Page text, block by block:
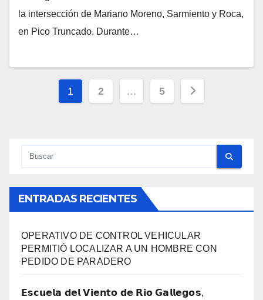
la intersección de Mariano Moreno, Sarmiento y Roca,
en Pico Truncado. Durante…
Paginación
1 2 … 5
ENTRADAS RECIENTES
OPERATIVO DE CONTROL VEHICULAR
PERMITIÓ LOCALIZAR A UN HOMBRE CON
PEDIDO DE PARADERO
𝗘𝘀𝗰𝘂𝗲𝗹𝗮 𝗱𝗲𝗹 𝗩𝗶𝗲𝗻𝘁𝗼 𝗱𝗲 𝗥𝗶𝗼 𝗚𝗮𝗹𝗹𝗲𝗴𝗼𝘀,